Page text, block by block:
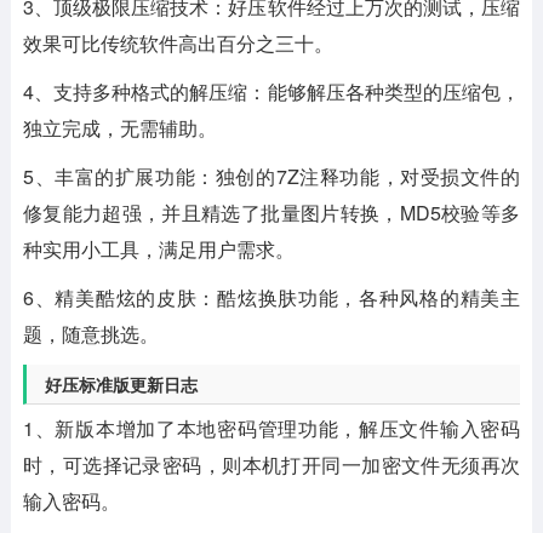
3、顶级极限压缩技术：好压软件经过上万次的测试，压缩
效果可比传统软件高出百分之三十。
4、支持多种格式的解压缩：能够解压各种类型的压缩包，
独立完成，无需辅助。
5、丰富的扩展功能：独创的7Z注释功能，对受损文件的
修复能力超强，并且精选了批量图片转换，MD5校验等多
种实用小工具，满足用户需求。
6、精美酷炫的皮肤：酷炫换肤功能，各种风格的精美主
题，随意挑选。
好压标准版更新日志
1、新版本增加了本地密码管理功能，解压文件输入密码
时，可选择记录密码，则本机打开同一加密文件无须再次
输入密码。